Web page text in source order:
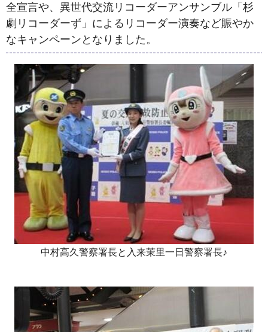
全宣言や、異世代交流リコーダーアンサンブル「杉
劇リコーダーず」によるリコーダー演奏など賑やか
なキャンペーンとなりました。
中村高久警察署長と入来茉里一日警察署長♪